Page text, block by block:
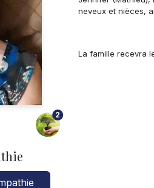
2
neveux et nièces,
La famille recevra